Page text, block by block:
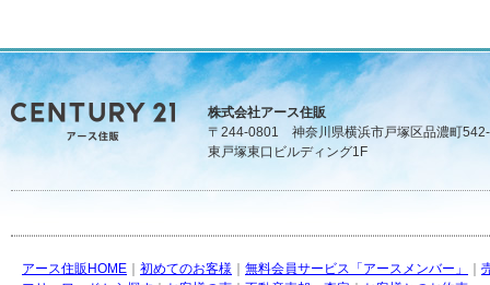
株式会社アース住販
〒244-0801 神奈川県横浜市戸塚区品濃町
東戸塚東口ビルディング1F
アース住販HOME ｜ 初めてのお客様 ｜ 無料会員サービス「アースメンバー」 ｜